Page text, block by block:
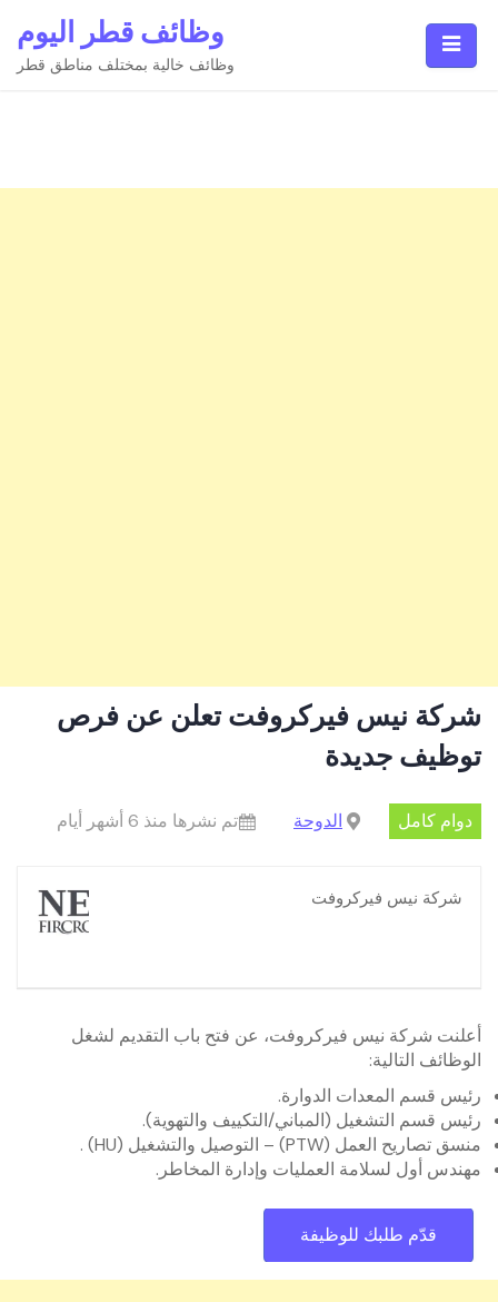
content
وظائف قطر اليوم
وظائف خالية بمختلف مناطق قطر
شركة نيس فيركروفت تعلن عن فرص
توظيف جديدة
دوام كامل الدوحة تم نشرها منذ 6 أشهر أيام
شركة نيس فيركروفت
أعلنت شركة نيس فيركروفت، عن فتح باب التقديم لشغل
الوظائف التالية:
رئيس قسم المعدات الدوارة.
رئيس قسم التشغيل (المباني/التكييف والتهوية).
منسق تصاريح العمل (PTW) – التوصيل والتشغيل (HU) .
مهندس أول لسلامة العمليات وإدارة المخاطر.